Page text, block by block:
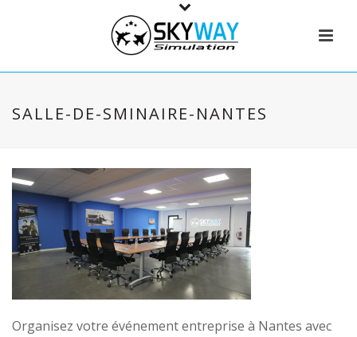
SALLE-DE-SMINAIRE-NANTES
Organisez votre événement entreprise à Nantes avec